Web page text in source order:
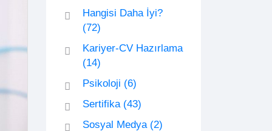
Hangisi Daha İyi?
(72)
Kariyer-CV Hazırlama
(14)
Psikoloji (6)
Sertifika (43)
Sosyal Medya (2)